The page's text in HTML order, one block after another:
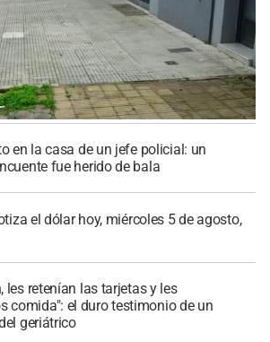
en la casa de un jefe policial: un
fue herido de bala
el dólar hoy, miércoles 5 de agosto,
les retenían las tarjetas y les
comida": el duro testimonio de un
geriátrico